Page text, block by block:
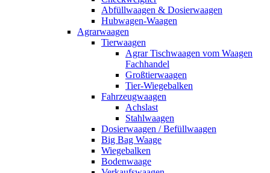
Abfüllwaagen & Dosierwaagen
Hubwagen-Waagen
Agrarwaagen
Tierwaagen
Agrar Tischwaagen vom Waagen
Fachhandel
Großtierwaagen
Tier-Wiegebalken
Fahrzeugwaagen
Achslast
Stahlwaagen
Dosierwaagen / Befüllwaagen
Big Bag Waage
Wiegebalken
Bodenwaage